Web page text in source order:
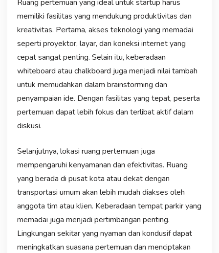
Ruang pertemuan yang ideal untuk startup harus
memiliki fasilitas yang mendukung produktivitas dan
kreativitas. Pertama, akses teknologi yang memadai
seperti proyektor, layar, dan koneksi internet yang
cepat sangat penting. Selain itu, keberadaan
whiteboard atau chalkboard juga menjadi nilai tambah
untuk memudahkan dalam brainstorming dan
penyampaian ide. Dengan fasilitas yang tepat, peserta
pertemuan dapat lebih fokus dan terlibat aktif dalam
diskusi.
Selanjutnya, lokasi ruang pertemuan juga
mempengaruhi kenyamanan dan efektivitas. Ruang
yang berada di pusat kota atau dekat dengan
transportasi umum akan lebih mudah diakses oleh
anggota tim atau klien. Keberadaan tempat parkir yang
memadai juga menjadi pertimbangan penting.
Lingkungan sekitar yang nyaman dan kondusif dapat
meningkatkan suasana pertemuan dan menciptakan